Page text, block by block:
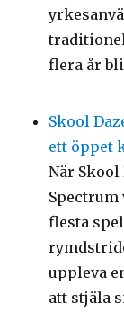
flera år
Skool
ett öppet
När Skool
Spectrum
flesta
uppleva
att stjäla